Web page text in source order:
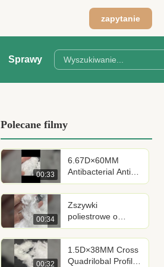
zapytanie
Sprawy
Polecane filmy
00:33
6.67D×60MM
Antibacterial Anti-
Mite Hollow
Polyester Staple
Fiber
00:34
Zszywki
poliestrowe o
niskiej zawartości
kłaczków typu
spunlace, długość
cięcia 38 mm,
00:32
1.5D×38MM Cross
Quadrilobal Profile